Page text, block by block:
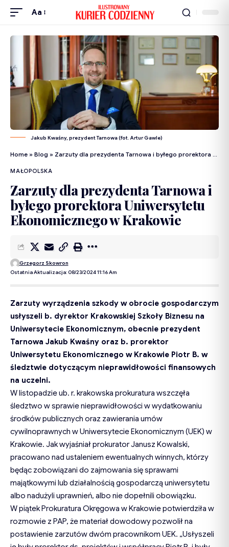
Aa
Jakub Kwaśny, prezydent Tarnowa (fot. Artur Gawle)
Home » Blog » Zarzuty dla prezydenta Tarnowa i byłego prorektora Uniwersytetu Ekonomicznego w Krakowie
MAŁOPOLSKA
Zarzuty dla prezydenta Tarnowa i
byłego prorektora Uniwersytetu
Ekonomicznego w Krakowie
Ostatnia Aktualizacja: 08/23/2024 11:16 Am
Grzegorz Skowron
Zarzuty wyrządzenia szkody w obrocie gospodarczym
usłyszeli b. dyrektor Krakowskiej Szkoły Biznesu na
Uniwersytecie Ekonomicznym, obecnie prezydent
Tarnowa Jakub Kwaśny oraz b. prorektor
Uniwersytetu Ekonomicznego w Krakowie Piotr B. w
śledztwie dotyczącym nieprawidłowości finansowych
na uczelni.
W listopadzie ub. r. krakowska prokuratura wszczęła
śledztwo w sprawie nieprawidłowości w wydatkowaniu
środków publicznych oraz zawierania umów
cywilnoprawnych w Uniwersytecie Ekonomicznym (UEK) w
Krakowie. Jak wyjaśniał prokurator Janusz Kowalski,
pracowano nad ustaleniem ewentualnych winnych, którzy
będąc zobowiązani do zajmowania się sprawami
majątkowymi lub działalnością gospodarczą uniwersytetu
albo nadużyli uprawnień, albo nie dopełnili obowiązku.
W piątek Prokuratura Okręgowa w Krakowie potwierdziła w
rozmowie z PAP, że materiał dowodowy pozwolił na
postawienie zarzutów dwóm pracownikom UEK. „Usłyszeli